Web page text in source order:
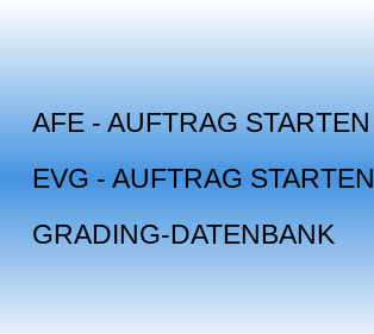
AFE - AUFTRAG STARTEN
EVG - AUFTRAG STARTEN
GRADING-DATENBANK